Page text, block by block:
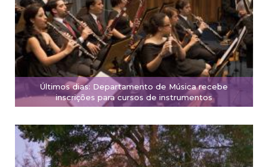
Últimos dias: Departamento de Música recebe
inscrições para cursos de instrumentos